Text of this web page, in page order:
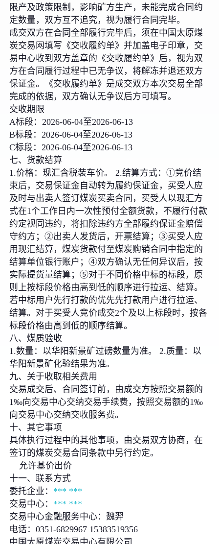
限产及政策限制，影响矿方生产，未能完成合同约
定数量，双方互不追究，视为履行合同完毕。
成交双方在合同全部履行完毕后，须在中国太原煤
炭交易网填写《交收履约单》并加盖电子印章，交
易中心收到双方盖章的《交收履约单》后，视为双
方在合同履行过程中已无争议，将解冻并退还双方
保证金。《交收履约单》是成交双方本次交易全部
完成的依据，双方确认无争议后方可填写。
交收期限
A标段：2026-06-04至2026-06-13
B标段：2026-06-04至2026-06-13
C标段：2026-06-04至2026-06-13
七、货款结算
1.价格：现汇含税装车价。 2.结算方式：①竞价结
束后，交易保证金自动转为履约保证金，买受人应
及时与出卖人签订煤炭买卖合同，买受人以现汇方
式在1个工作日内一次性预付全额货款，不履行付款
约定视同违约，将扣除违约方全部履约保证金赔偿
守约方；②出卖人发货后，开票结算；③买受人应
用现汇结算，煤炭货款付至煤炭购销合同中指定的
结算单位银行账户；④双方确认无任何异议后，按
实际提货量结算；⑤对于不同价格中标的标段，原
则上按标段价格由高到低的顺序进行拉运、结算。
若中标用户先行打款的优先先打款用户进行拉运、
结算。对于买受人竞价成交2个及以上标段时，按各
标段价格由高到低的顺序结算。
八、煤质验收
1.数量：以华阳新景矿过磅数量为准。 2.质量：以
华阳新景矿化验结果为准。
九、关于收取相关费用
交易成交后、合同签订前，由成交方按照交易额的
1‰向交易中心交纳交易手续费，按照交易额的1‰
向交易中心交纳交收服务费。
十、其它事项
具体执行过程中的其他事项，由交易双方协商，在
签订的煤炭交易合同条款中另行约定。
允许基价出价
十一、联系方式
委托企业： *** ***
交易中心： *** ***
交易中心金融服务中心：魏羿
电话：0351-6829967 15383519356
中国太原煤炭交易中心有限公司